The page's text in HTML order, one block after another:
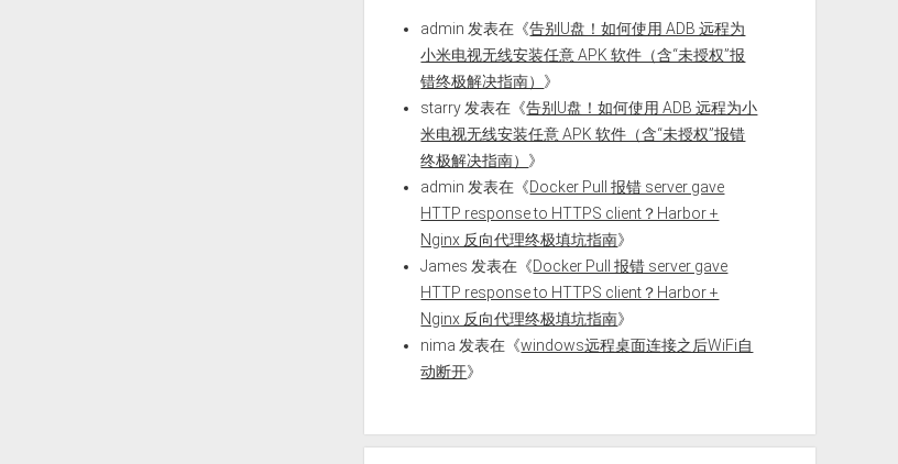
admin 发表在《告别U盘！如何使用 ADB 远程为
小米电视无线安装任意 APK 软件（含“未授权”报
错终极解决指南） 》
starry 发表在《告别U盘！如何使用 ADB 远程为小
米电视无线安装任意 APK 软件（含“未授权”报错
终极解决指南） 》
admin 发表在《Docker Pull 报错 server gave
HTTP response to HTTPS client？Harbor +
Nginx 反向代理终极填坑指南》
James 发表在《Docker Pull 报错 server gave
HTTP response to HTTPS client？Harbor +
Nginx 反向代理终极填坑指南》
nima 发表在《windows远程桌面连接之后WiFi自
动断开》